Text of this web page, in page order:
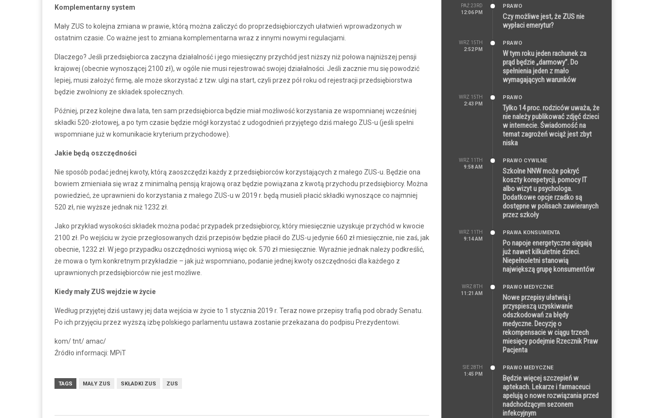
Komplementarny system
Mały ZUS to kolejna zmiana w prawie, którą można zaliczyć do proprzedsiębiorczych ułatwień wprowadzonych w
ostatnim czasie. Co ważne jest to zmiana komplementarna wraz z innymi nowymi regulacjami.
Dlaczego? Jeśli przedsiębiorca zaczyna działalność i jego miesięczny przychód jest niższy niż połowa najniższej pensji
krajowej (obecnie wynoszącej 2100 zł), w ogóle nie musi rejestrować swojej działalności. Jeśli zacznie mu się powodzić
lepiej, musi założyć firmę, ale może skorzystać z tzw. ulgi na start, czyli przez pół roku od rejestracji przedsiębiorstwa
będzie zwolniony ze składek społecznych.
Później, przez kolejne dwa lata, ten sam przedsiębiorca będzie miał możliwość korzystania ze wspomnianej wcześniej
składki 520-złotowej, a po tym czasie będzie mógł korzystać z udogodnień przyjętego dziś małego ZUS-u (jeśli spełni
wspomniane już w komunikacie kryterium przychodowe).
Jakie będą oszczędności
Nie sposób podać jednej kwoty, którą zaoszczędzi każdy z przedsiębiorców korzystających z małego ZUS-u. Będzie ona
bowiem zmieniała się wraz z minimalną pensją krajową oraz będzie powiązana z kwotą przychodu przedsiębiorcy. Można
powiedzieć, że uprawnieni do korzystania z małego ZUS-u w 2019 r. będą musieli płacić składki wynoszące co najmniej
520 zł, nie wyższe jednak niż 1232 zł.
Jako przykład wysokości składek można podać przypadek przedsiębiorcy, który miesięcznie uzyskuje przychód w kwocie
2100 zł. Po wejściu w życie przegłosowanych dziś przepisów będzie płacił do ZUS-u jedynie 660 zł miesięcznie, nie zaś, jak
obecnie, 1232 zł. W jego przypadku oszczędności wyniosą więc ok. 570 zł miesięcznie. Wyraźnie jednak należy podkreślić,
że mowa o tym konkretnym przykładzie – jak już wspomniano, podanie jednej kwoty oszczędności dla każdego z
uprawnionych przedsiębiorców nie jest możliwe.
Kiedy mały ZUS wejdzie w życie
Według przyjętej dziś ustawy jej data wejścia w życie to 1 stycznia 2019 r. Teraz nowe przepisy trafią pod obrady Senatu.
Po ich przyjęciu przez wyższą izbę polskiego parlamentu ustawa zostanie przekazana do podpisu Prezydentowi.
kom/ tnt/ amac/
Źródło informacji: MPiT
TAGS MAŁY ZUS SKŁADKI ZUS ZUS
PAŹ 23RD
12:06 PM
PRAWO
Czy możliwe jest, że ZUS nie
wypłaci emerytur?
WRZ 15TH
2:52 PM
PRAWO
W tym roku jeden rachunek za
prąd będzie „darmowy”. Do
spełnienia jeden z mało
wymagających warunków
WRZ 15TH
2:43 PM
PRAWO
Tylko 14 proc. rodziców uważa, że
nie należy publikować zdjęć dzieci
w internecie. Świadomość na
temat zagrożeń wciąż jest zbyt
niska
WRZ 11TH
9:58 AM
PRAWO CYWILNE
Szkolne NNW może pokryć
koszty korepetycji, pomocy IT
albo wizyt u psychologa.
Dodatkowe opcje rzadko są
dostępne w polisach zawieranych
przez szkoły
WRZ 11TH
9:14 AM
PRAWA KONSUMENTA
Po napoje energetyczne sięgają
już nawet kilkuletnie dzieci.
Niepełnoletni stanowią
największą grupę konsumentów
WRZ 8TH
11:21 AM
PRAWO MEDYCZNE
Nowe przepisy ułatwią i
przyspieszą uzyskiwanie
odszkodowań za błędy
medyczne. Decyzję o
rekompensacie w ciągu trzech
miesięcy podejmie Rzecznik Praw
Pacjenta
SIE 28TH
1:45 PM
PRAWO MEDYCZNE
Będzie więcej szczepień w
aptekach. Lekarze i farmaceuci
apelują o nowe rozwiązania przed
nadchodzącym sezonem
infekcyjnym